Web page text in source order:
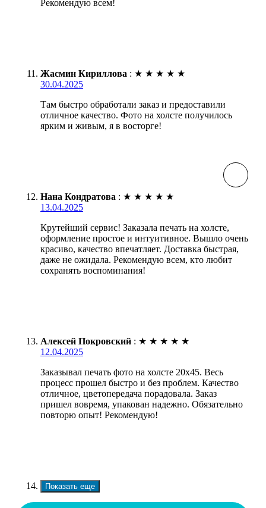
Рекомендую всем!
Жасмин Кириллова : ★ ★ ★ ★ ★
30.04.2025
Там быстро обработали заказ и предоставили
отличное качество. Фото на холсте получилось
ярким и живым, я в восторге!
Нана Кондратова : ★ ★ ★ ★ ★
13.04.2025
Крутейший сервис! Заказала печать на холсте,
оформление простое и интуитивное. Вышло очень
красиво, качество впечатляет. Доставка быстрая,
даже не ожидала. Рекомендую всем, кто любит
сохранять воспоминания!
Алексей Покровский : ★ ★ ★ ★ ★
12.04.2025
Заказывал печать фото на холсте 20х45. Весь
процесс прошел быстро и без проблем. Качество
отличное, цветопередача порадовала. Заказ
пришел вовремя, упакован надежно. Обязательно
повторю опыт! Рекомендую!
Показать еще